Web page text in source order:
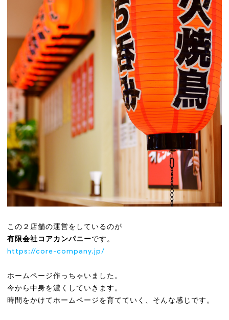
この２店舗の運営をしているのが
有限会社コアカンパニーです。
https://core-company.jp/
ホームページ作っちゃいました。
今から中身を濃くしていきます。
時間をかけてホームページを育てていく、そんな感じです。